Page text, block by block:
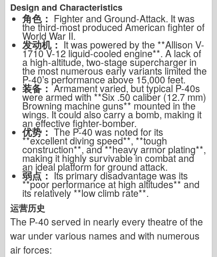
Design and Characteristics
角色： Fighter and Ground-Attack. It was
the third-most produced American fighter of
World War II.
发动机： It was powered by the **Allison V-
1710 V-12 liquid-cooled engine**. A lack of
a high-altitude, two-stage supercharger in
the most numerous early variants limited the
P-40’s performance above 15,000 feet.
装备： Armament varied, but typical P-40s
were armed with **Six .50 caliber (12.7 mm)
Browning machine guns** mounted in the
wings. It could also carry a bomb, making it
an effective fighter-bomber.
优势： The P-40 was noted for its
**excellent diving speed**, **tough
construction**, and **heavy armor plating**,
making it highly survivable in combat and
an ideal platform for ground attack.
弱点：Its primary disadvantage was its
**poor performance at high altitudes** and
its relatively **low climb rate**.
运营历史
The P-40 served in nearly every theatre of the
war under various names and with numerous
air forces: